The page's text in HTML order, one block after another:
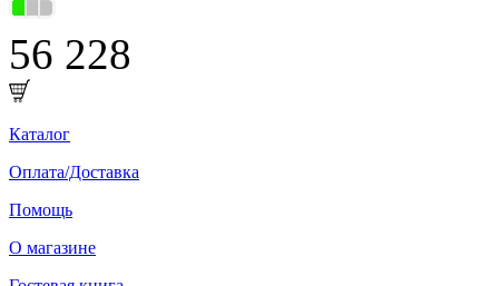
56 228
Каталог
Оплата/Доставка
Помощь
О магазине